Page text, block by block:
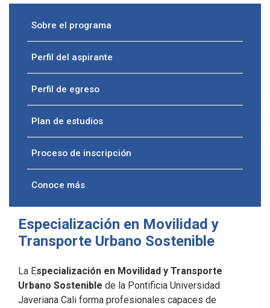
Sobre el programa
Perfil del aspirante
Perfil de egreso
Plan de estudios
Proceso de inscripción
Conoce más
Especialización en Movilidad y
Transporte Urbano Sostenible
La Especialización en Movilidad y Transporte
Urbano Sostenible de la Pontificia Universidad
Javeriana Cali forma profesionales capaces de